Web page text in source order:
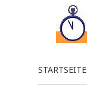
STARTSEITE